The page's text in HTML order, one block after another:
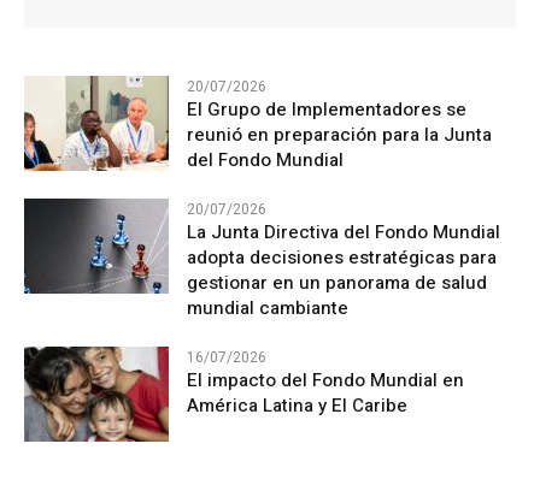
20/07/2026
El Grupo de Implementadores se
reunió en preparación para la Junta
del Fondo Mundial
20/07/2026
La Junta Directiva del Fondo Mundial
adopta decisiones estratégicas para
gestionar en un panorama de salud
mundial cambiante
16/07/2026
El impacto del Fondo Mundial en
América Latina y El Caribe